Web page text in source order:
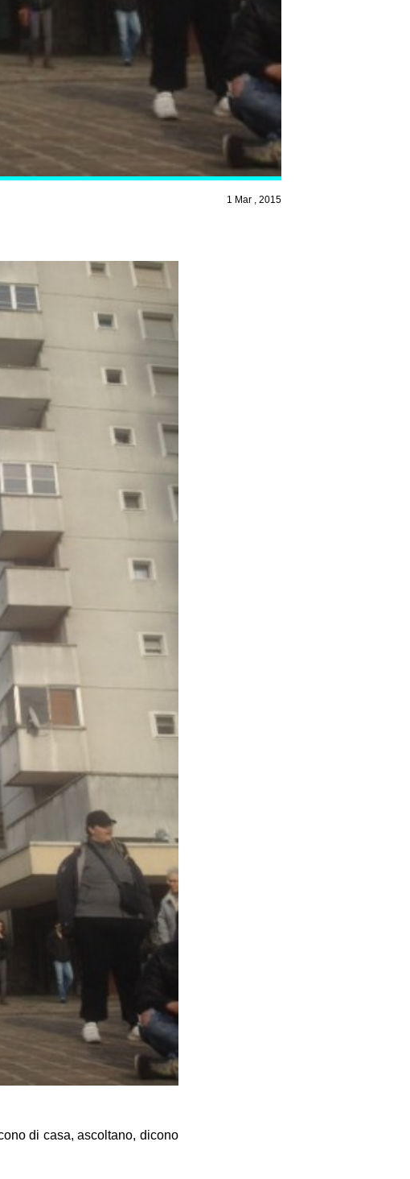
1 Mar , 2015
di casa, ascoltano, dicono